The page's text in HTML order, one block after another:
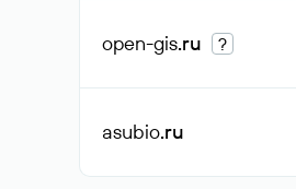
open-gis.ru ?
asubio.ru